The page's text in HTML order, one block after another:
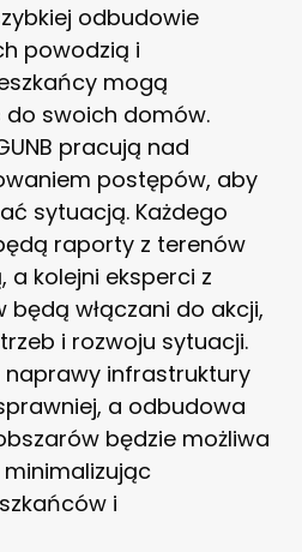
odbudowie
powodzią i
mogą
swoich domów.
pracują nad
postępów, aby
sytuacją. Każdego
raporty z terenów
kolejni eksperci z
włączani do akcji,
i rozwoju sytuacji.
naprawy infrastruktury
a odbudowa
będzie możliwa
i